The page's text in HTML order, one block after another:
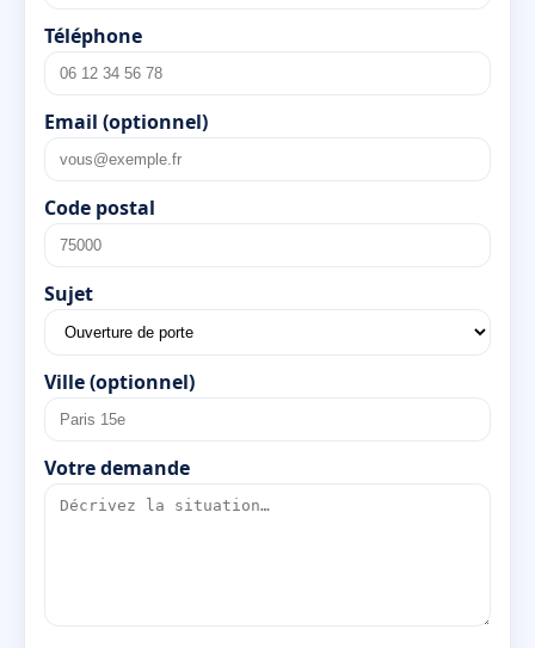
Téléphone
Email (optionnel)
Code postal
Sujet
Ville (optionnel)
Votre demande